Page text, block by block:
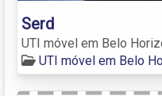
Serd
UTI móvel em Belo
UTI móvel em Belo